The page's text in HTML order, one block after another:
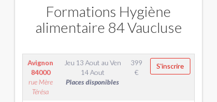
Formations Hygiène
alimentaire 84 Vaucluse
Avignon
84000
rue Mère
Térésa
Jeu 13 Aout au Ven
14 Aout
Places disponibles
399
€
S'inscrire